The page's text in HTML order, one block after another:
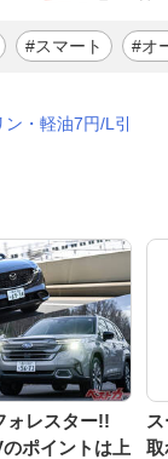
#スマート #オ
・軽油7円/L引
ォレスター!!
ポイントは上